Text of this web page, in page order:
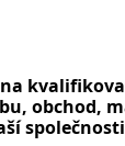
obchod,